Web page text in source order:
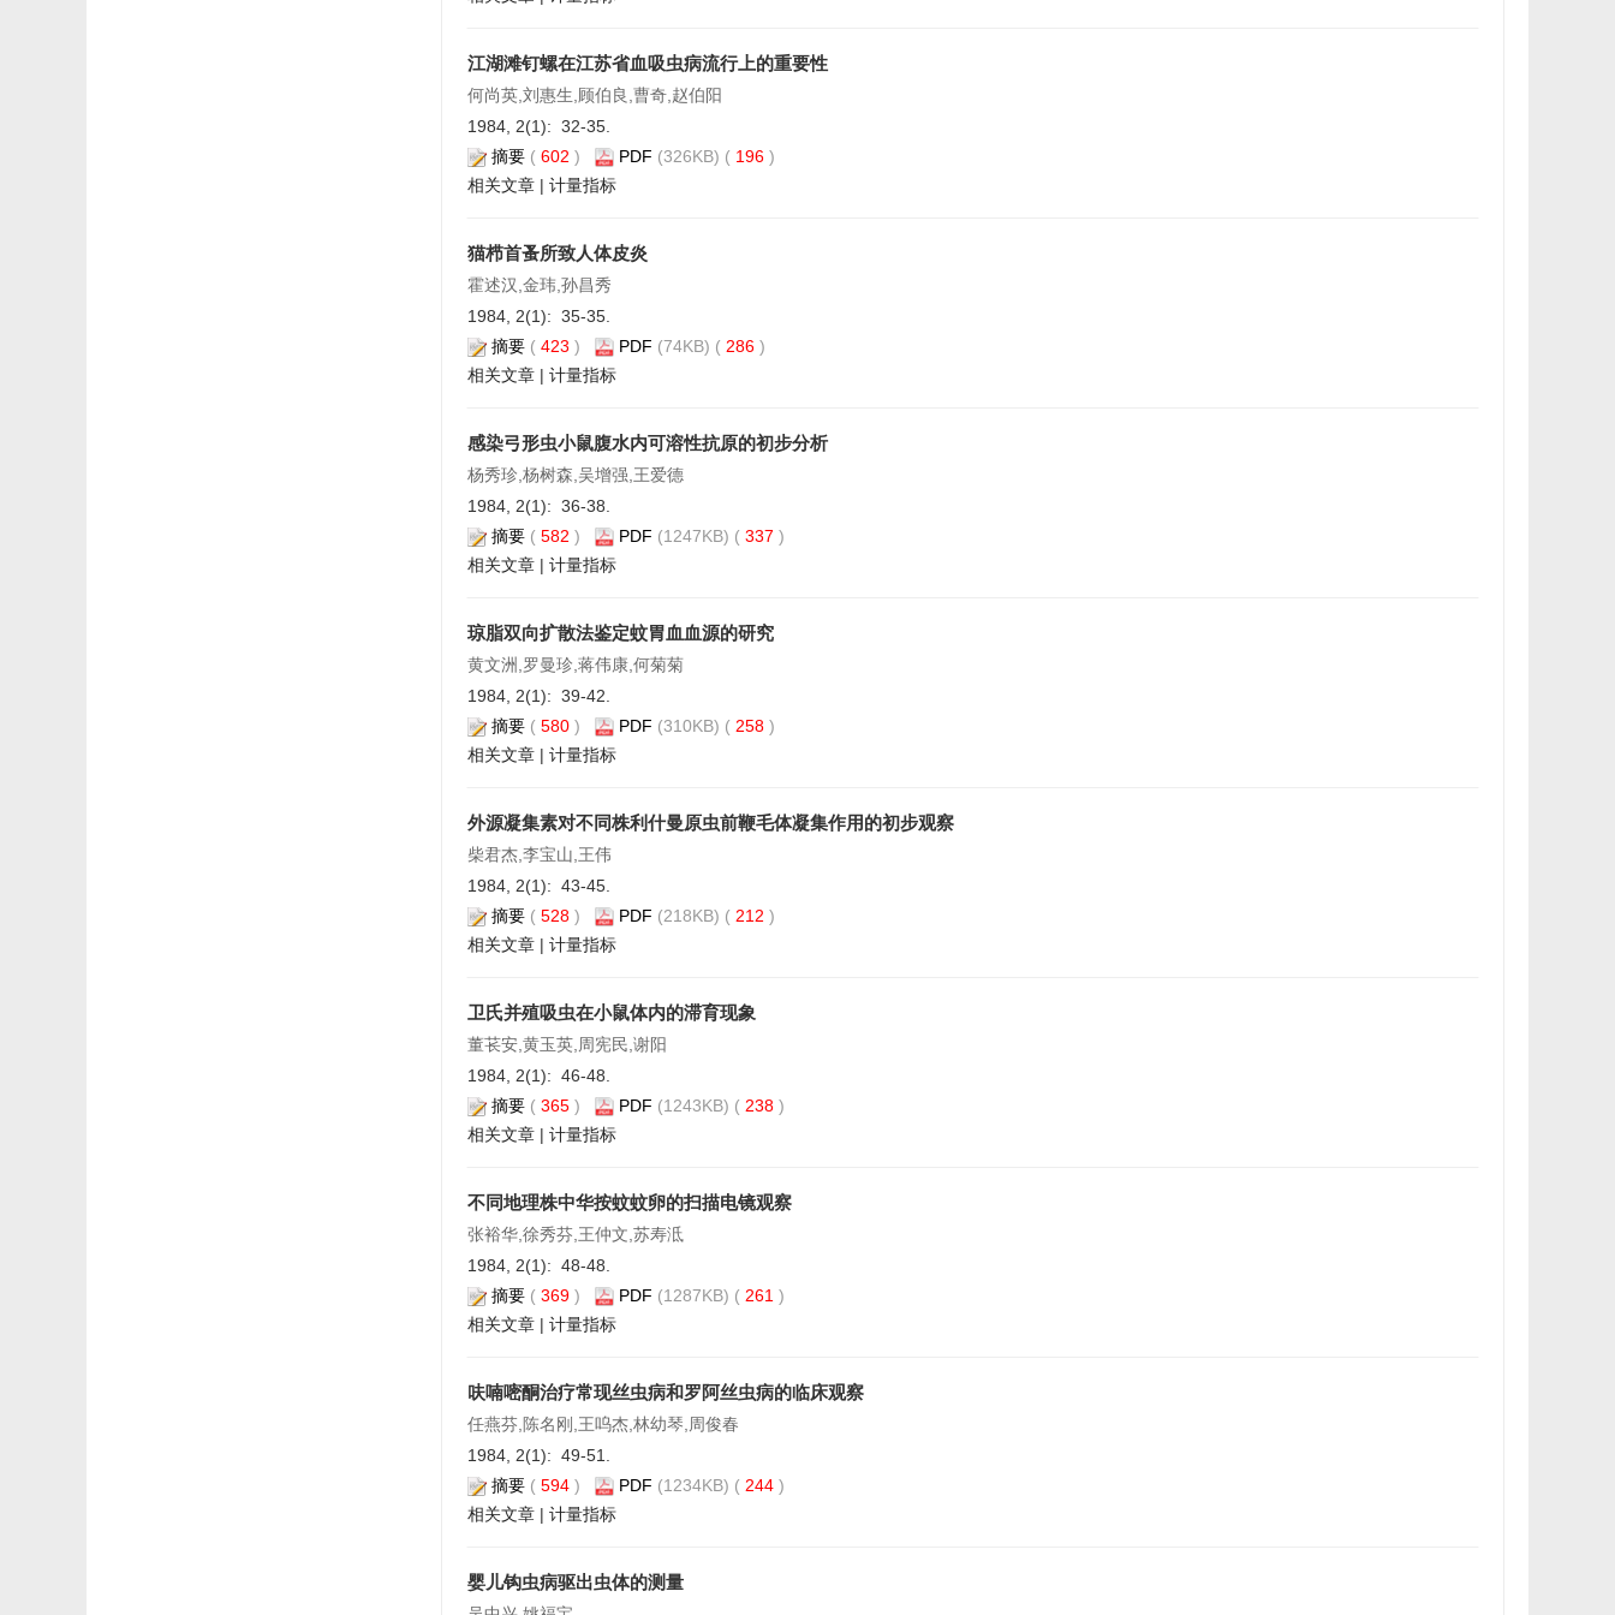
江湖滩钉螺在江苏省血吸虫病流行上的重要性
何尚英,刘惠生,顾伯良,曹奇,赵伯阳
1984, 2(1): 32-35.
摘要 ( 602 ) PDF (326KB) ( 196 )
相关文章 | 计量指标
猫栉首蚤所致人体皮炎
霍述汉,金玮,孙昌秀
1984, 2(1): 35-35.
摘要 ( 423 ) PDF (74KB) ( 286 )
相关文章 | 计量指标
感染弓形虫小鼠腹水内可溶性抗原的初步分析
杨秀珍,杨树森,吴增强,王爱德
1984, 2(1): 36-38.
摘要 ( 582 ) PDF (1247KB) ( 337 )
相关文章 | 计量指标
琼脂双向扩散法鉴定蚊胃血血源的研究
黄文洲,罗曼珍,蒋伟康,何菊菊
1984, 2(1): 39-42.
摘要 ( 580 ) PDF (310KB) ( 258 )
相关文章 | 计量指标
外源凝集素对不同株利什曼原虫前鞭毛体凝集作用的初步观察
柴君杰,李宝山,王伟
1984, 2(1): 43-45.
摘要 ( 528 ) PDF (218KB) ( 212 )
相关文章 | 计量指标
卫氏并殖吸虫在小鼠体内的滞育现象
董苌安,黄玉英,周宪民,谢阳
1984, 2(1): 46-48.
摘要 ( 365 ) PDF (1243KB) ( 238 )
相关文章 | 计量指标
不同地理株中华按蚊蚊卵的扫描电镜观察
张裕华,徐秀芬,王仲文,苏寿泜
1984, 2(1): 48-48.
摘要 ( 369 ) PDF (1287KB) ( 261 )
相关文章 | 计量指标
呋喃嘧酮治疗常现丝虫病和罗阿丝虫病的临床观察
任燕芬,陈名刚,王呜杰,林幼琴,周俊春
1984, 2(1): 49-51.
摘要 ( 594 ) PDF (1234KB) ( 244 )
相关文章 | 计量指标
婴儿钩虫病驱出虫体的测量